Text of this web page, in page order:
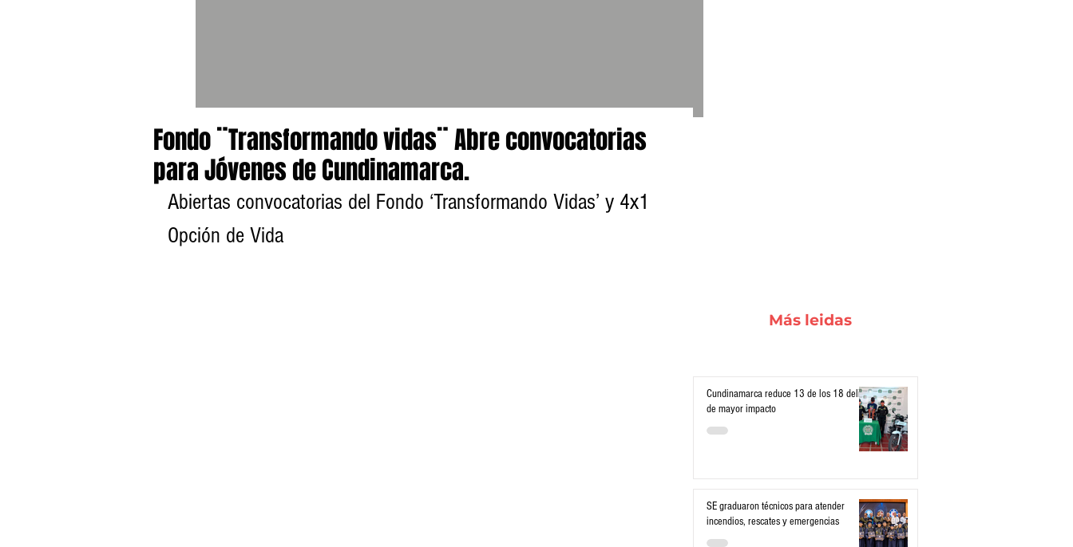
Fondo ¨Transformando vidas¨ Abre convocatorias
para Jóvenes de Cundinamarca.
Abiertas convocatorias del Fondo ‘Transformando Vidas’ y 4x1
Opción de Vida
Más leidas
Cundinamarca reduce 13 de los 18 delitos
de mayor impacto
SE graduaron técnicos para atender
incendios, rescates y emergencias